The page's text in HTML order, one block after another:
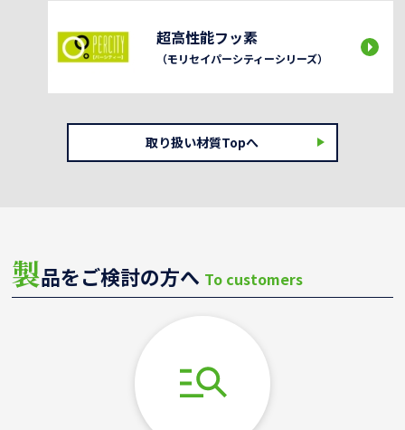
超高性能フッ素
（モリセイパーシティーシリーズ）
取り扱い材質Topへ
製品をご検討の方へ To customers